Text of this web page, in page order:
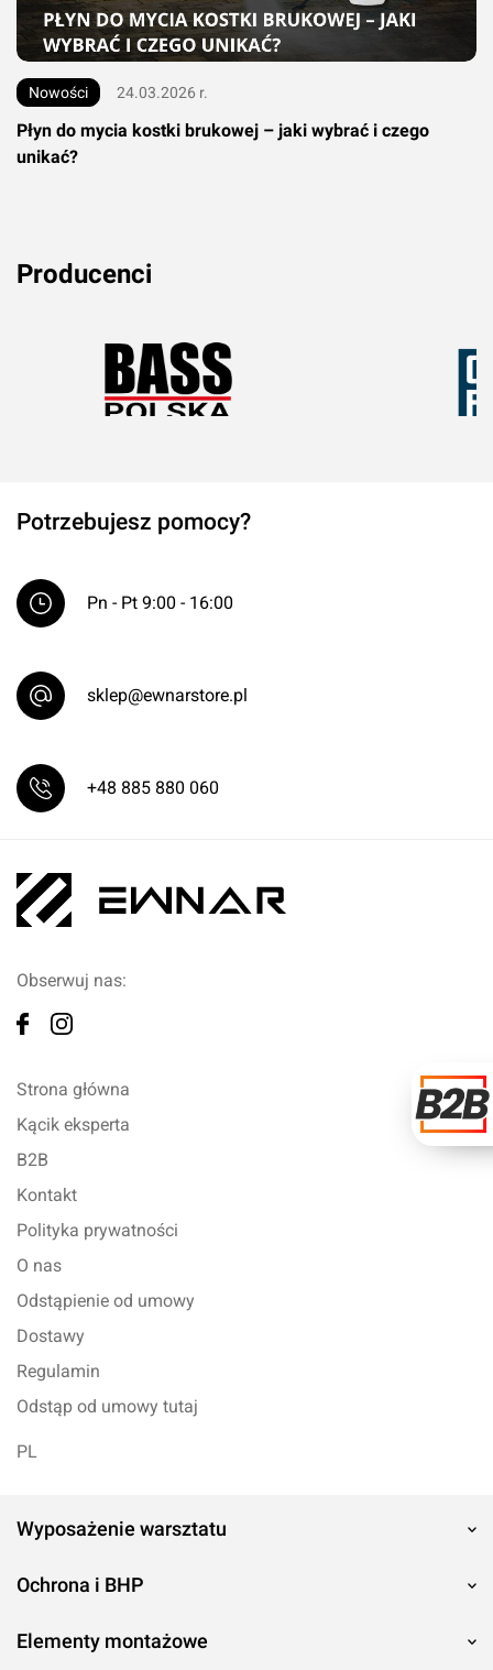
Nowości 24.03.2026 r.
Płyn do mycia kostki brukowej – jaki wybrać i czego
unikać?
Producenci
Potrzebujesz pomocy?
Pn - Pt 9:00 - 16:00
sklep@ewnarstore.pl
+48 885 880 060
Obserwuj nas:
Strona główna
Kącik eksperta
B2B
Kontakt
Polityka prywatności
O nas
Odstąpienie od umowy
Dostawy
Regulamin
Odstąp od umowy tutaj
PL
Wyposażenie warsztatu
Ochrona i BHP
Elementy montażowe